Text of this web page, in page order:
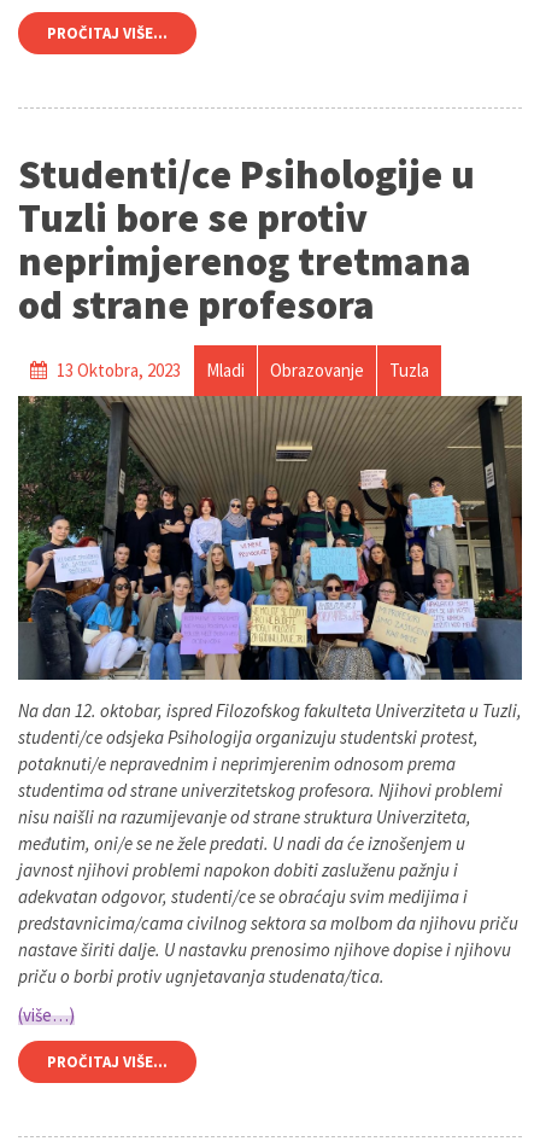
PROČITAJ VIŠE...
Studenti/ce Psihologije u
Tuzli bore se protiv
neprimjerenog tretmana
od strane profesora
13 Oktobra, 2023 Mladi Obrazovanje Tuzla
Na dan 12. oktobar, ispred Filozofskog fakulteta Univerziteta u Tuzli,
studenti/ce odsjeka Psihologija organizuju studentski protest,
potaknuti/e nepravednim i neprimjerenim odnosom prema
studentima od strane univerzitetskog profesora. Njihovi problemi
nisu naišli na razumijevanje od strane struktura Univerziteta,
međutim, oni/e se ne žele predati. U nadi da će iznošenjem u
javnost njihovi problemi napokon dobiti zasluženu pažnju i
adekvatan odgovor, studenti/ce se obraćaju svim medijima i
predstavnicima/cama civilnog sektora sa molbom da njihovu priču
nastave širiti dalje. U nastavku prenosimo njihove dopise i njihovu
priču o borbi protiv ugnjetavanja studenata/tica.
(više…)
PROČITAJ VIŠE...